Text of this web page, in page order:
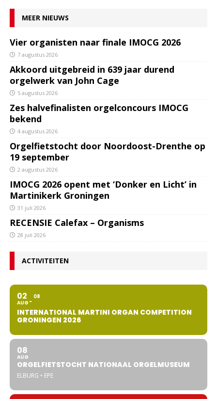
MEER NIEUWS
Vier organisten naar finale IMOCG 2026
7 augustus 2026
Akkoord uitgebreid in 639 jaar durend
orgelwerk van John Cage
5 augustus 2026
Zes halvefinalisten orgelconcours IMOCG
bekend
4 augustus 2026
Orgelfietstocht door Noordoost-Drenthe op
19 september
2 augustus 2026
IMOCG 2026 opent met ‘Donker en Licht’ in
Martinikerk Groningen
31 juli 2026
RECENSIE Calefax – Organisms
28 juli 2026
ACTIVITEITEN
02
AUG
08
INTERNATIONAL MARTINI ORGAN COMPETITION
GRONINGEN 2026
08
AUG
ORGELFIETSTOCHT NATIONAAL ORGELMUSEUM
ELBURG • EPE